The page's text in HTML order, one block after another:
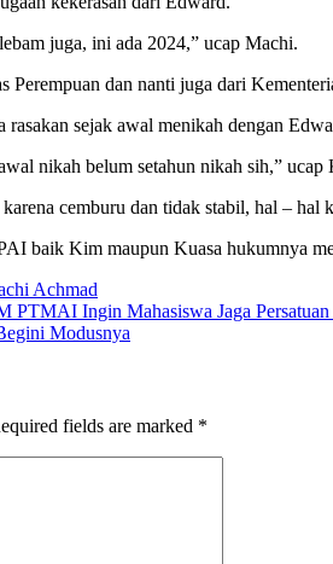
juga, ini ada 2024,” ucap Machi.
Perempuan dan nanti juga dari
sejak awal menikah dengan
nikah belum setahun nikah sih,” ucap
cemburu dan tidak stabil, hal – hal
baik Kim maupun Kuasa hukumnya
Achmad
PTMAI Ingin Mahasiswa Jaga Persatuan
Modusnya
fields are marked *